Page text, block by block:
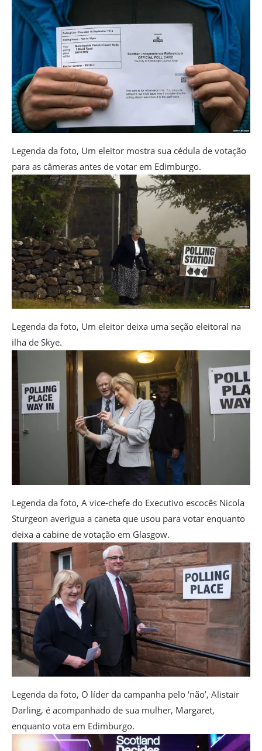
Legenda da foto, Um eleitor mostra sua cédula de votação
para as câmeras antes de votar em Edimburgo.
Legenda da foto, Um eleitor deixa uma seção eleitoral na
ilha de Skye.
Legenda da foto, A vice-chefe do Executivo escocês Nicola
Sturgeon averigua a caneta que usou para votar enquanto
deixa a cabine de votação em Glasgow.
Legenda da foto, O líder da campanha pelo ‘não’, Alistair
Darling, é acompanhado de sua mulher, Margaret,
enquanto vota em Edimburgo.